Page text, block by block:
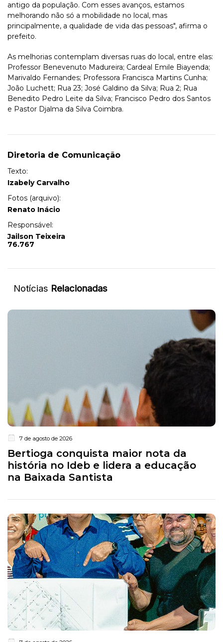
antigo da população. Com esses avanços, estamos
melhorando não só a mobilidade no local, mas
principalmente, a qualidade de vida das pessoas", afirma o
prefeito.
As melhorias contemplam diversas ruas do local, entre elas:
Professor Benevenuto Madureira; Cardeal Emile Biayenda;
Marivaldo Fernandes; Professora Francisca Martins Cunha;
João Luchett; Rua 23; José Galdino da Silva; Rua 2; Rua
Benedito Pedro Leite da Silva; Francisco Pedro dos Santos
e Pastor Djalma da Silva Coimbra.
Diretoria de Comunicação
Texto:
Izabely Carvalho
Fotos (arquivo):
Renato Inácio
Responsável:
Jailson Teixeira
76.767
Notícias Relacionadas
7 de agosto de 2026
Bertioga conquista maior nota da
história no Ideb e lidera a educação
na Baixada Santista